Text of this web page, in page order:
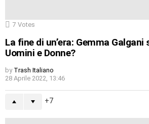
7 Votes
La fine di un’era: Gemma
Uomini e Donne?
by Trash Italiano
28 Aprile 2022, 13:46
7